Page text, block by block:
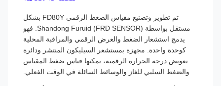
تم تطوير وتصنيع مقياس الضغط الرقمي FD80Y بشكل
مستقل بواسطة Shandong Furuid (FRD SENSOR). فهو
يدمج استشعار الضغط والعرض الرقمي والمراقبة المحلية
كوحدة واحدة. مجهزة بمستشعر السيليكون المنتشر ودائرة
تعويض درجة الحرارة الرقمية، يمكنها قياس ضغط المقياس
والضغط السلبي للغاز والوسائط السائلة في الوقت الفعلي.